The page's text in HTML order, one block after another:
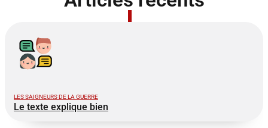
LES SAIGNEURS DE LA GUERRE
Le texte explique bien